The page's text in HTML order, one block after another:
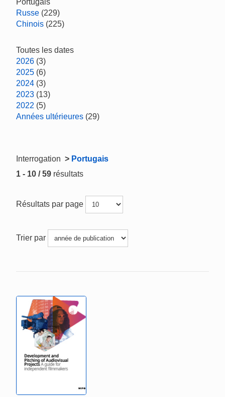
Portugais
Russe (229)
Chinois (225)
Toutes les dates
2026 (3)
2025 (6)
2024 (3)
2023 (13)
2022 (5)
Années ultérieures (29)
Interrogation > Portugais
1 - 10 / 59 résultats
Résultats par page
Trier par